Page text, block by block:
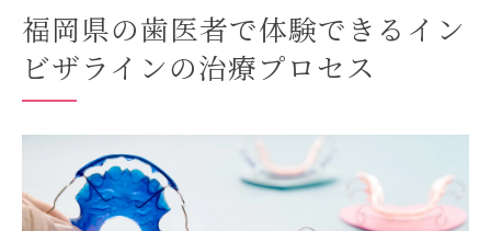
福岡県の歯医者で体験できるイン
ビザラインの治療プロセス